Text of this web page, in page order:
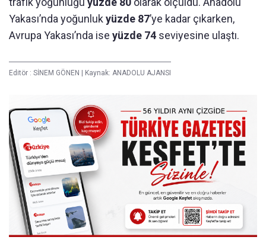
Yakası’nda yoğunlukyüzde 87’ye kadar çıkarken,
Avrupa Yakası’nda ise yüzde 74 seviyesine ulaştı.
Editör : SİNEM GÖNEN Kaynak: ANADOLU AJANSI